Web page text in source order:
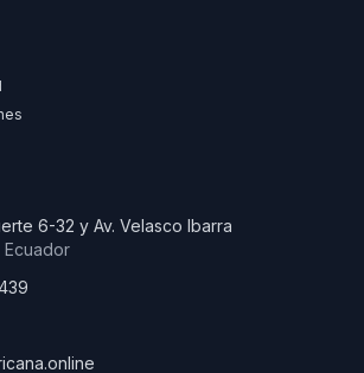
6-32 y Av. Velasco Ibarra
Ecuador